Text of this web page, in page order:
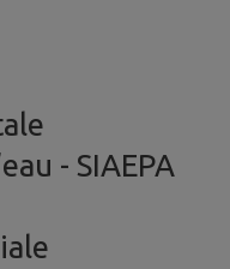
- SIAEPA